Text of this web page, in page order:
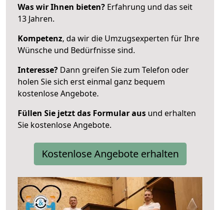
Was wir Ihnen bieten? Erfahrung und das seit
13 Jahren.
Kompetenz, da wir die Umzugsexperten für Ihre
Wünsche und Bedürfnisse sind.
Interesse? Dann greifen Sie zum Telefon oder
holen Sie sich erst einmal ganz bequem
kostenlose Angebote.
Füllen Sie jetzt das Formular aus und erhalten
Sie kostenlose Angebote.
Kostenlose Angebote erhalten